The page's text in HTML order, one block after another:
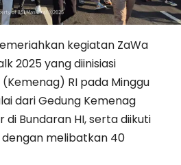
kegiatan ZaWa
2025 yang diinisiasi
RI pada Minggu
dari Gedung Kemenag
Bundaran HI, serta diikuti
melibatkan 40